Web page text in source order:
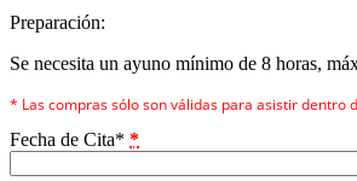
Preparación:
Se necesita un ayuno mínimo de 8 horas,
* Las compras sólo son válidas para asistir dentro
Fecha de Cita* *